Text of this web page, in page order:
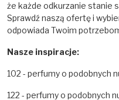
że każde odkurzanie stanie
Sprawdź naszą ofertę i
odpowiada Twoim
Nasze inspiracje:
102 - perfumy o podobnych
122 - perfumy o podobnych